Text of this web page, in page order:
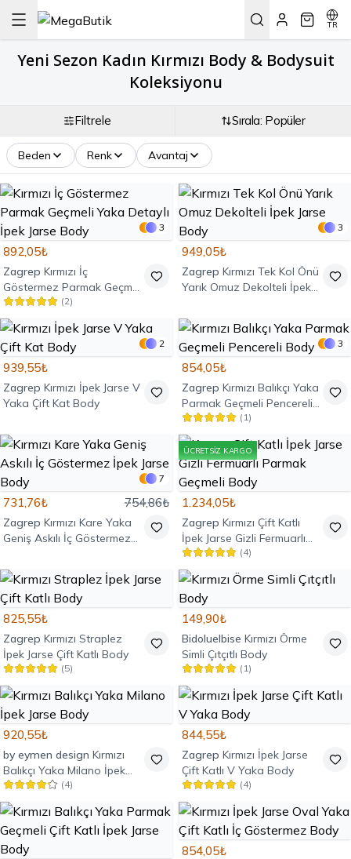
TR
Yeni Sezon Kadın Kırmızı Body & Bodysuit
Koleksiyonu
Filtrele Sırala: Popüler
Beden Renk Avantaj
3
892,05₺
Zagrep Kırmızı İç
Göstermez Parmak Geçmeli
Yaka Detaylı İpek Jarse
Body
(2)
3
949,05₺
Zagrep Kırmızı Tek Kol Önü
Yarık Omuz Dekolteli İpek
2
939,55₺
Zagrep Kırmızı İpek Jarse V
Yaka Çift Kat Body
3
854,05₺
Zagrep Kırmızı Balıkçı Yaka
Parmak Geçmeli Pencereli
Body
( 1)
7
731,76₺ 754,86₺
Zagrep Kırmızı Kare Yaka
Geniş Askılı İç Göstermez
ÜCRETSIZ KARGO
1.234,05₺
Zagrep Kırmızı Çift Katlı
İpek Jarse Gizli Fermuarlı
Parmak Geçmeli Body
(4)
825,55₺
Zagrep Kırmızı Straplez
İpek Jarse Çift Katlı Body
(5)
149,90₺
Bidoluelbise Kırmızı Örme
Simli Çıtçıtlı Body
( 1)
920,55₺
by eymen design Kırmızı
Balıkçı Yaka Milano İpek
Jarse Body (4)
844,55₺
Zagrep Kırmızı İpek Jarse
Çift Katlı V Yaka Body
(4)
854,05₺